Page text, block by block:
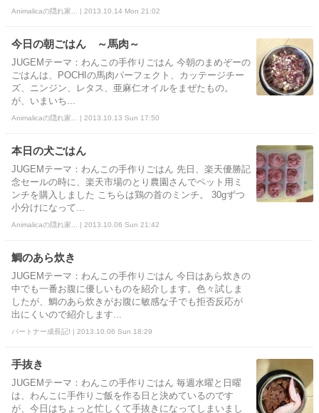
Animalicaの隠れ家... | 2013.10.14 Mon 21:02
今日の朝ごはん ～馬肉～
JUGEMテーマ：わんこの手作りごはん 今朝のまめぞーの
ごはんは、POCHIの馬肉パーフェクト、カッテージチー
ズ、ニンジン、レタス、亜麻仁オイルをまぜたもの。
が、いまいち...
Animalicaの隠れ家... | 2013.10.13 Sun 17:50
本日の犬ごはん
JUGEMテーマ：わんこの手作りごはん 先日、楽天優勝記
念セールの時に、楽天市場のとり農園さんでペット用ミ
ンチを購入しました こちらは鶏の首のミンチ。 30gずつ
小分けになって...
Animalicaの隠れ家... | 2013.10.06 Sun 21:42
鯛のあら炊き
JUGEMテーマ：わんこの手作りごはん 今日はあら炊きの
中でも一番お腹に優しいものを紹介します。色々試しま
したが、鯛のあら炊きがお腹に敏感な子でも拒否反応が
出にくいので紹介します...
パートナー成長記! | 2013.10.06 Sun 18:29
手抜き
JUGEMテーマ：わんこの手作りごはん 毎週水曜と日曜
は、わんこに手作りご飯を作る日と決めているのです
が、今日はちょっと忙しくて手抜きになってしまいまし